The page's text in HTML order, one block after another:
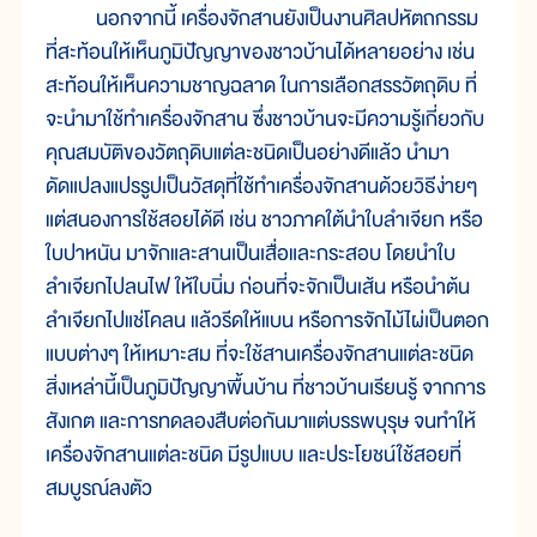
นอกจากนี้ เครื่องจักสานยังเป็นงานศิลปหัตถกรรม
ที่สะท้อนให้เห็นภูมิปัญญาของชาวบ้านได้หลายอย่าง เช่น
สะท้อนให้เห็นความชาญฉลาด ในการเลือกสรรวัตถุดิบ ที่
จะนำมาใช้ทำเครื่องจักสาน ซึ่งชาวบ้านจะมีความรู้เกี่ยวกับ
คุณสมบัติของวัตถุดิบแต่ละชนิดเป็นอย่างดีแล้ว นำมา
ดัดแปลงแปรรูปเป็นวัสดุที่ใช้ทำเครื่องจักสานด้วยวิธีง่ายๆ
แต่สนองการใช้สอยได้ดี เช่น ชาวภาคใต้นำใบลำเจียก หรือ
ใบปาหนัน มาจักและสานเป็นเสื่อและกระสอบ โดยนำใบ
ลำเจียกไปลนไฟ ให้ใบนิ่ม ก่อนที่จะจักเป็นเส้น หรือนำต้น
ลำเจียกไปแช่โคลน แล้วรีดให้แบน หรือการจักไม้ไผ่เป็นตอก
แบบต่างๆ ให้เหมาะสม ที่จะใช้สานเครื่องจักสานแต่ละชนิด
สิ่งเหล่านี้เป็นภูมิปัญญาพื้นบ้าน ที่ชาวบ้านเรียนรู้ จากการ
สังเกต และการทดลองสืบต่อกันมาแต่บรรพบุรุษ จนทำให้
เครื่องจักสานแต่ละชนิด มีรูปแบบ และประโยชน์ใช้สอยที่
สมบูรณ์ลงตัว